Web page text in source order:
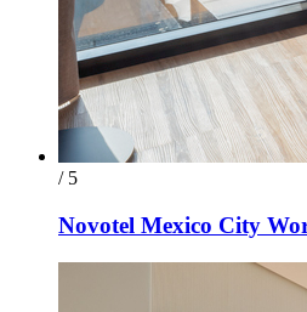
/ 5
Novotel Mexico City